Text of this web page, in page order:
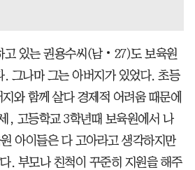
고 있는 권용수씨(남‧27)도 보육원
. 그나마 그는 아버지가 있었다. 초등
와 함께 살다 경제적 어려움 때문에
, 고등학교 3학년때 보육원에서 나
아이들은 다 고아라고 생각하지만
. 부모나 친척이 꾸준히 지원을 해주